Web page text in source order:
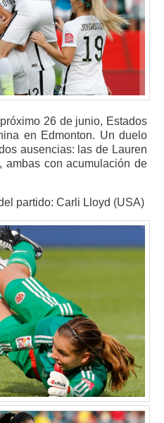
26 de junio, Estados
en Edmonton. Un duelo
ausencias: las de Lauren
ambas con acumulación de
partido: Carli Lloyd (USA)